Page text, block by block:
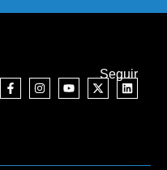
Seguir